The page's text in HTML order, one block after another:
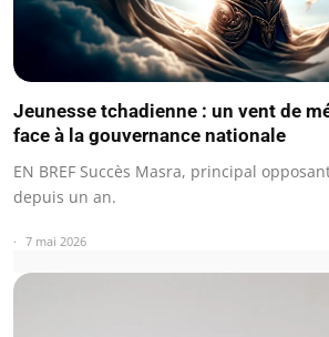
Jeunesse tchadienne : un vent de
face à la gouvernance nationale
EN BREF Succès Masra, principal
depuis un an.
7 mai 2026